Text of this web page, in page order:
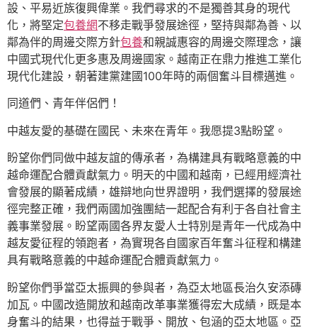
設、平易近族復興偉業。我們尋求的不是獨善其身的現代
化，將堅定包養網不移走戰爭發展途徑，堅持與鄰為善、以
鄰為伴的周邊交際方針包養和親誠惠容的周邊交際理念，讓
中國式現代化更多惠及周邊國家。越南正在鼎力推進工業化
現代化建設，朝著建黨建國100年時的兩個奮斗目標邁進。
同道們、青年伴侶們！
中越友愛的基礎在國民、未來在青年。我愿提3點盼望。
盼望你們同做中越友誼的傳承者，為構建具有戰略意義的中
越命運配合體貢獻氣力。明天的中國和越南，已經用經濟社
會發展的顯著成績，雄辯地向世界證明，我們選擇的發展途
徑完整正確，我們兩國加強團結一起配合有利于各自社會主
義事業發展。盼望兩國各界友愛人士特別是青年一代成為中
越友愛征程的領跑者，為實現各自國家百年奮斗征程和構建
具有戰略意義的中越命運配合體貢獻氣力。
盼望你們爭當亞太振興的參與者，為亞太地區長治久安添磚
加瓦。中國改造開放和越南改革事業獲得宏大成績，既是本
身奮斗的結果，也得益于戰爭、開放、包涵的亞太地區。亞